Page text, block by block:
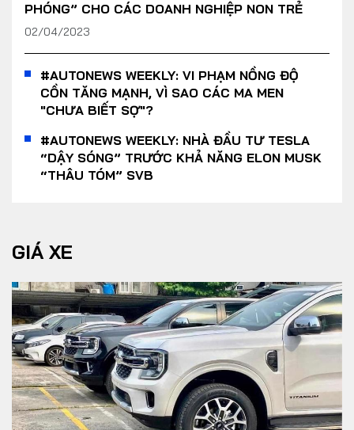
PHÓNG” CHO CÁC DOANH NGHIỆP NON TRẺ
02/04/2023
#AUTONEWS WEEKLY: VI PHẠM NỒNG ĐỘ
CỒN TĂNG MẠNH, VÌ SAO CÁC MA MEN
"CHƯA BIẾT SỢ"?
#AUTONEWS WEEKLY: NHÀ ĐẦU TƯ TESLA
“DẬY SÓNG” TRƯỚC KHẢ NĂNG ELON MUSK
“THÂU TÓM” SVB
GIÁ XE